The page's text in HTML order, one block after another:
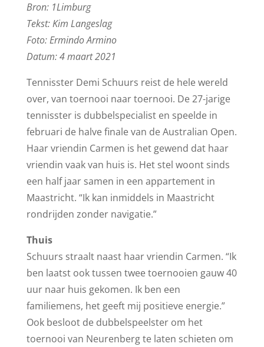
Bron: 1Limburg
Tekst: Kim Langeslag
Foto: Ermindo Armino
Datum: 4 maart 2021
Tennisster Demi Schuurs reist de hele wereld
over, van toernooi naar toernooi. De 27-jarige
tennisster is dubbelspecialist en speelde in
februari de halve finale van de Australian Open.
Haar vriendin Carmen is het gewend dat haar
vriendin vaak van huis is. Het stel woont sinds
een half jaar samen in een appartement in
Maastricht. “Ik kan inmiddels in Maastricht
rondrijden zonder navigatie.”
Thuis
Schuurs straalt naast haar vriendin Carmen. “Ik
ben laatst ook tussen twee toernooien gauw 40
uur naar huis gekomen. Ik ben een
familiemens, het geeft mij positieve energie.”
Ook besloot de dubbelspeelster om het
toernooi van Neurenberg te laten schieten om